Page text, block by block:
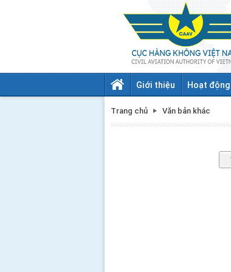
Giới thiệu Hoạt
Trang chủ Văn bản khác